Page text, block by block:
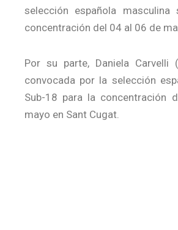
selección española masculina
concentración del 04 al 06 de
Por su parte, Daniela Carvelli
convocada por la selección
Sub-18 para la concentración
mayo en Sant Cugat.